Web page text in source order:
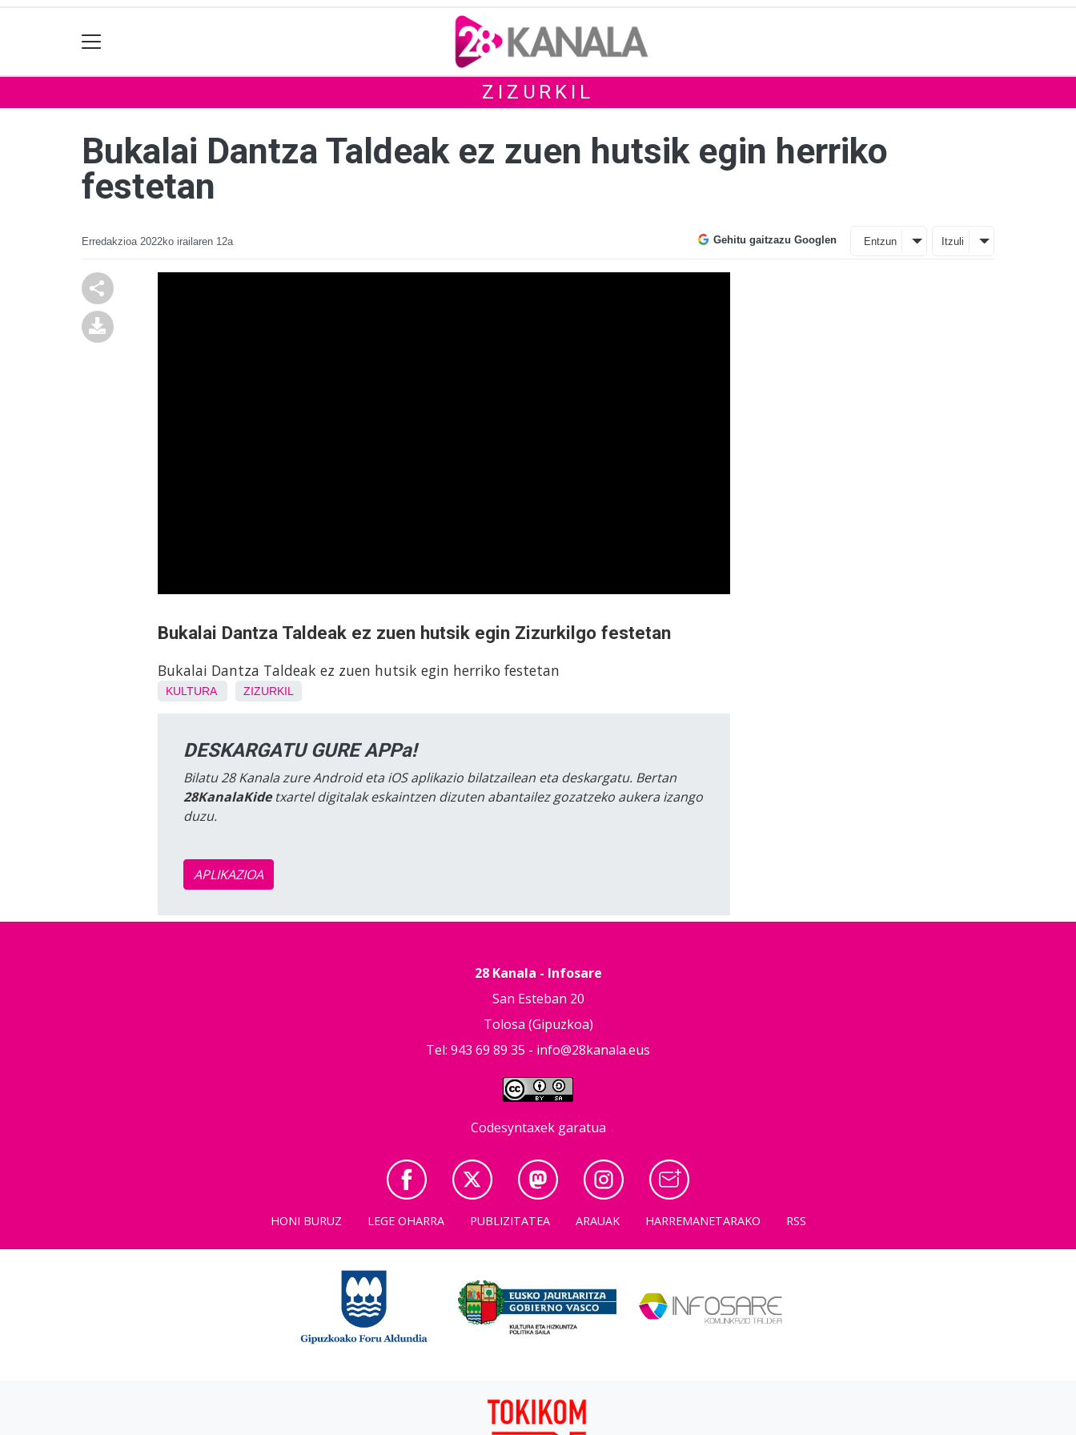
ZIZURKIL
Bukalai Dantza Taldeak ez zuen hutsik egin herriko
festetan
Erredakzioa 2022ko irailaren 12a Gehitu gaitzazu Googlen Entzun Itzuli
Bukalai Dantza Taldeak ez zuen hutsik egin Zizurkilgo festetan
Bukalai Dantza Taldeak ez zuen hutsik egin herriko festetan
KULTURA ZIZURKIL
DESKARGATU GURE APPa!
Bilatu 28 Kanala zure Android eta iOS aplikazio bilatzailean eta deskargatu. Bertan
28KanalaKidetxartel digitalak eskaintzen dizuten abantailez gozatzeko aukera izango
duzu.
APLIKAZIOA
28 Kanala - Infosare
San Esteban 20
Tolosa (Gipuzkoa)
Tel: 943 69 89 35 - info@28kanala.eus
Codesyntaxek garatua
HONI BURUZ LEGE OHARRA PUBLIZITATEA ARAUAK HARREMANETARAKO RSS